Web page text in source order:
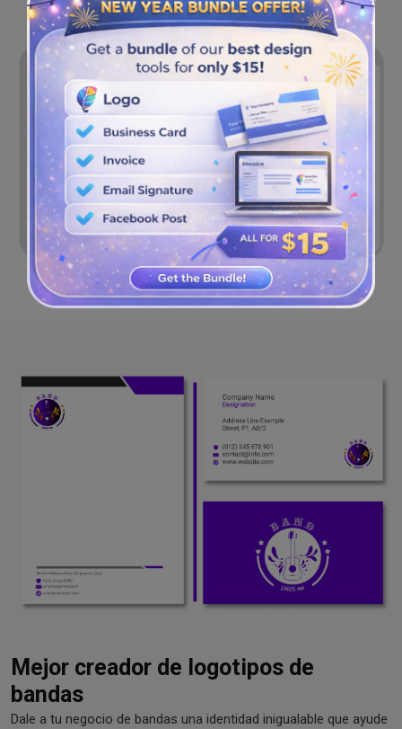
Mejor creador de logotipos de
bandas
Dale a tu negocio de bandas una identidad inigualable que ayude